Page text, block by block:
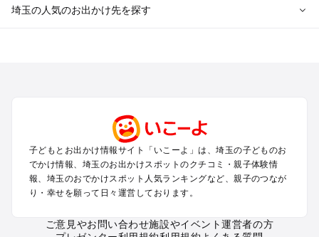
埼玉の人気のお出かけ先を探す
秩父・長瀞のプールお出かけ
川口・戸田・和光・朝霞のプールお出かけ
飯能・坂戸・東松山・日高のプールお出かけ
久喜・行田・加須・羽生のプールお出かけ
熊谷・太田・足利・古河のプールお出かけ
子どもとお出かけ情報サイト「いこーよ」は、埼玉の子どものお
でかけ情報、埼玉のお出かけスポットのクチコミ・親子体験情
報、埼玉のおでかけスポット人気ランキングなど、親子のつなが
り・幸せを願って日々運営しております。
ご意見やお問い合わせ施設やイベント運営者の方